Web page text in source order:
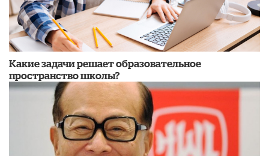
Какие задачи решает образовательное
пространство школы?